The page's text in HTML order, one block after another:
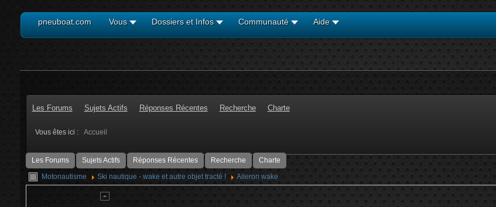
pneuboat.com Vous Dossiers et Infos Communauté Aide
Les Forums Sujets Actifs Réponses Récentes Recherche Charte
Vous êtes ici : Accueil
Les Forums Sujets Actifs Réponses Récentes Recherche
Charte
Motonautisme
Ski nautique - wake et autre objet tracté ! Aileron wake